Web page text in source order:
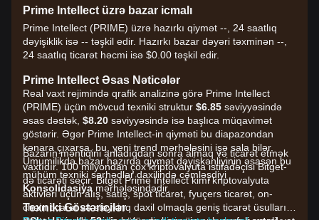
Prime Intellect üzrə bazar icmalı
Prime Intellect (PRIME) üzrə hazırkı qiymət --, 24 saatlıq
dəyişiklik isə -- təşkil edir. Hazırkı bazar dəyəri təxminən --,
24 saatlıq ticarət həcmi isə $0.00 təşkil edir.
Prime Intellect Əsas Nəticələr
Real vaxt rejimində qrafik analizinə görə Prime Intellect
(PRIME) üçün mövcud texniki struktur $6.85 səviyyəsində
əsas dəstək, $8.20 səviyyəsində isə başlıca müqavimət
göstərir. Əgər Prime Intellect-in qiyməti bu diapazondan
kənara çıxarsa, bu, yeni trend mərhələsini işə sala bilər.
Ümumilikdə bazar hazırda qiymət dəyişkənliyinin əsasən bu
mühüm texniki sərhədlər daxilində cəmləşdiyi
Konsolidasiya mərhələsindədir.
Texniki Göstəricilər
Bazarın məntiqini anladıqdan sonra almaq və ticarət etmək
vaxtıdır. 100 milyondan çox kriptovalyuta istifadəçisi Bitget-
də ticarəti seçir. Bitget Prime Intellect kimi kriptovalyuta
aktivləri üçün alış, satış, spot ticarət, fyuçers ticarət, on-
chain ticarət və steykinq daxil olmaqla geniş ticarət üsullarını